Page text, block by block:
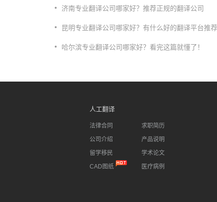
济南专业翻译公司哪家好？推荐正规的翻译公司
昆明专业翻译公司哪家好？有什么好的翻译平台推
哈尔滨专业翻译公司哪家好？看完这篇就懂了！
人工翻译
法律合同
公司介绍
留学移民
CAD图纸
求职简历
产品说明
学术论文
医疗病例